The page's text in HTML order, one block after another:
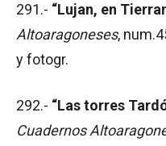
291.- “Lujan, en
Altoaragoneses,
y fotogr.
292.- “Las torres
Cuadernos